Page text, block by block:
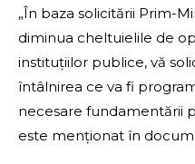
„În baza solicitării Prim-
diminua cheltuielile de
instituțiilor publice, vă
întâlnirea ce va fi
necesare fundamentării
este menționat în